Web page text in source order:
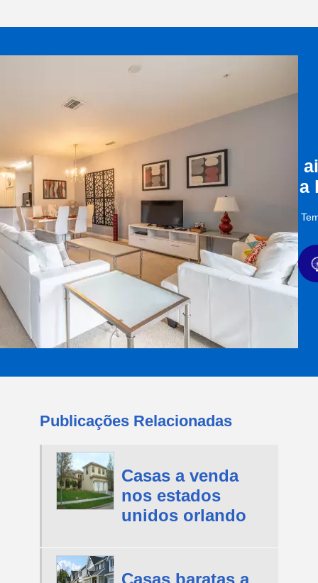
a
Publicações Relacionadas
Casas a venda
nos estados
unidos orlando
Casas baratas a